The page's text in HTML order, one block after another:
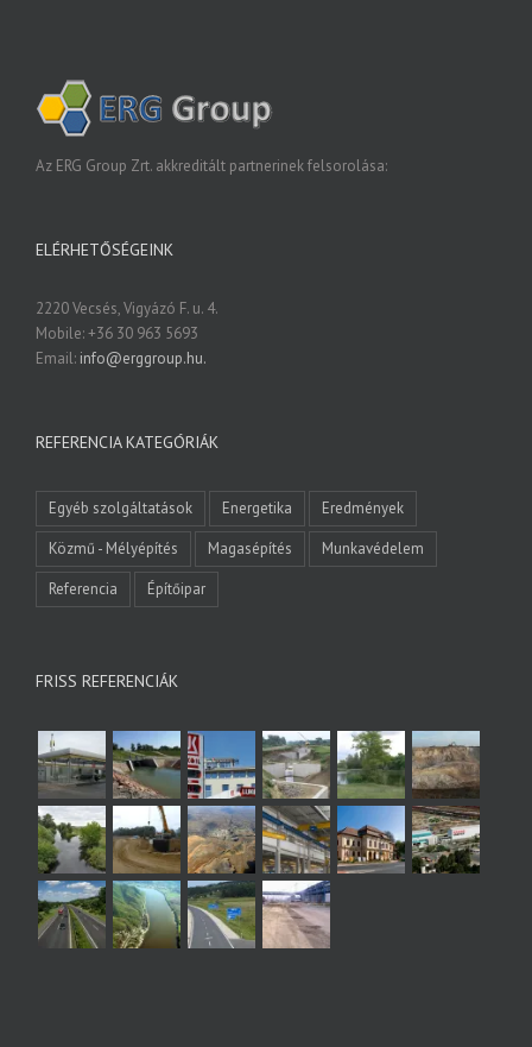
Az ERG Group Zrt. akkreditált partnerinek felsorolása:
ELÉRHETŐSÉGEINK
2220 Vecsés, Vigyázó F. u. 4.
Mobile: +36 30 963 5693
Email: info@erggroup.hu.
REFERENCIA KATEGÓRIÁK
Egyéb szolgáltatások Energetika
Eredmények
Közmű - Mélyépítés
Magasépítés
Munkavédelem
Referencia
Építőipar
FRISS REFERENCIÁK